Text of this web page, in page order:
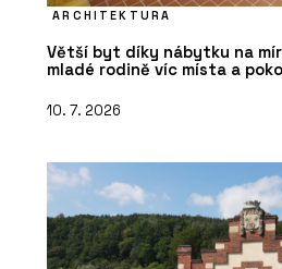
ARCHITEKTURA
Větší byt díky nábytku na
mladé rodině víc místa a
10. 7. 2026